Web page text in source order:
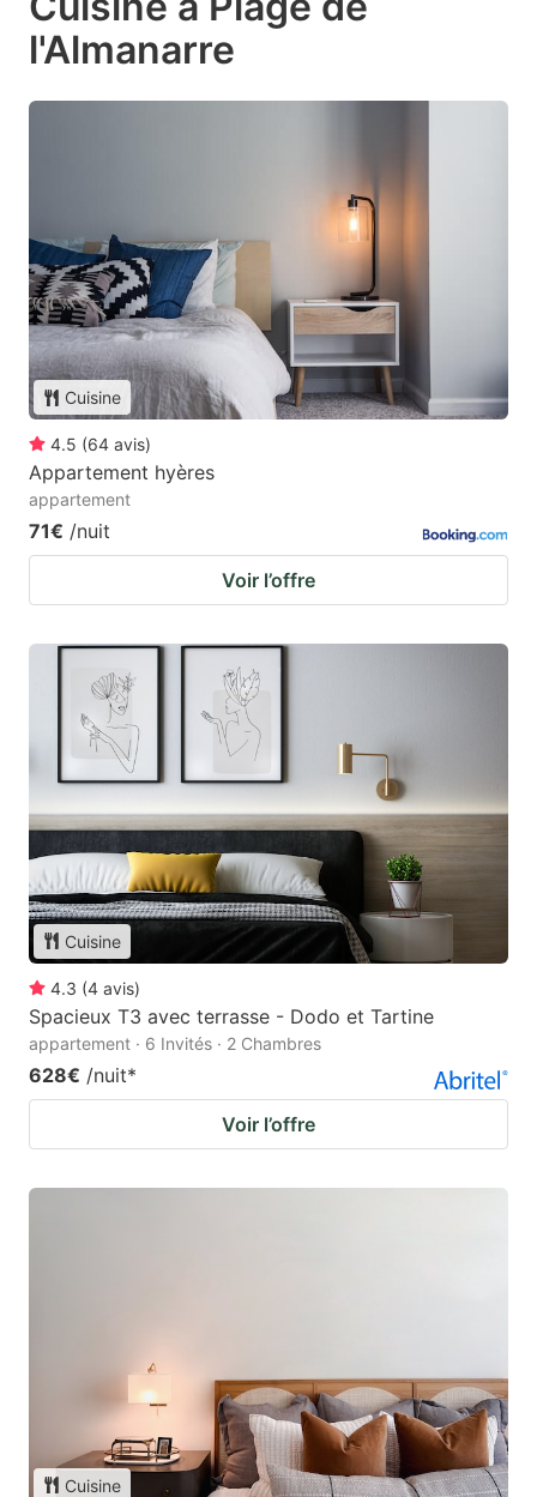
l'Almanarre
Cuisine
4.5 (64 avis)
Appartement hyères
appartement
71€ /nuit
Voir l’offre
Cuisine
4.3 (4 avis)
Spacieux T3 avec terrasse - Dodo et Tartine
appartement · 6 Invités · 2 Chambres
628€ /nuit*
Voir l’offre
Cuisine